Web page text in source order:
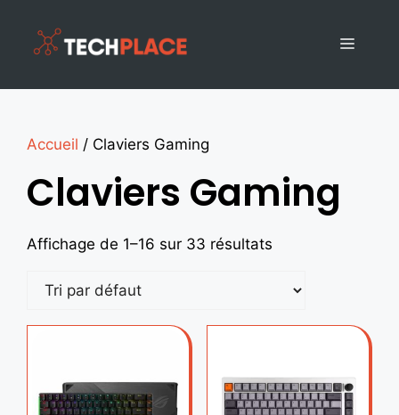
Accueil / Claviers Gaming
Claviers Gaming
Affichage de 1–16 sur 33 résultats